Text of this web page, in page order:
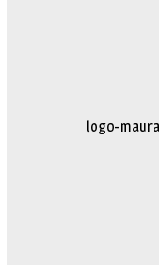
johan